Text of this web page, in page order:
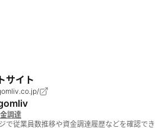
サイト
調達
で従業員数推移や資金調達履歴などを確認でき